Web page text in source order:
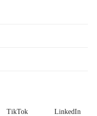
TikTok LinkedIn